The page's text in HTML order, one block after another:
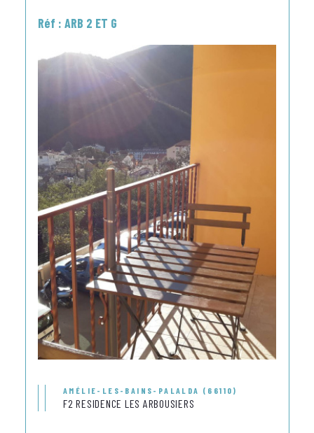
Réf : ARB 2 ET G
AMÉLIE-LES-BAINS-PALALDA (66110)
F2 RESIDENCE LES ARBOUSIERS